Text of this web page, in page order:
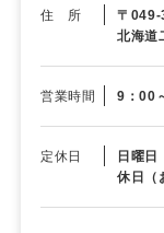
住 所
〒049-
北海道
営業時間 9：00
定休日
日曜
休日（